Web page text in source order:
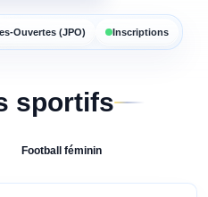
Ouvertes (JPO) Inscriptions
sportifs
Football féminin